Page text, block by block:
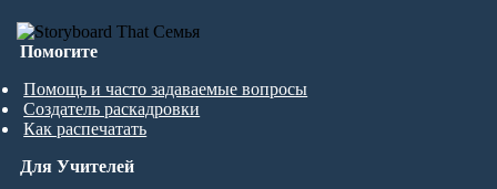
Помогите
Помощь и часто задаваемые вопросы
Создатель раскадровки
Как распечатать
Для Учителей